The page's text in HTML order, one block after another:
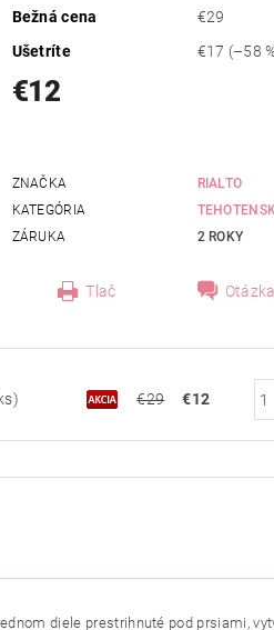
Bežná cena
€29
Ušetríte
€17 (–58
€12
ZNAČKA
RIALTO
KATEGÓRIA
ZÁRUKA
2 ROKY
Tlač Otázka
€29 €12
diele prestrihnuté pod prsiami,